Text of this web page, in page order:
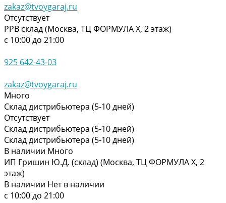
zakaz@tvoygaraj.ru
Отсутствует
РРВ склад (Москва, ТЦ ФОРМУЛА Х, 2 этаж)
с 10:00 до 21:00
925 642-43-03
zakaz@tvoygaraj.ru
Много
Склад дистрибьютера (5-10 дней)
Отсутствует
Склад дистрибьютера (5-10 дней)
Склад дистрибьютера (5-10 дней)
В наличии Много
ИП Гришин Ю.Д. (склад) (Москва, ТЦ ФОРМУЛА Х, 2
этаж)
В наличии Нет в наличии
с 10:00 до 21:00